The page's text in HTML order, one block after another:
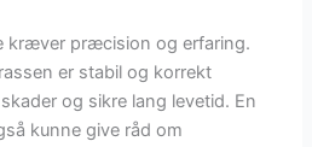
kræver præcision og erfaring.
er stabil og korrekt
og sikre lang levetid. En
kunne give råd om